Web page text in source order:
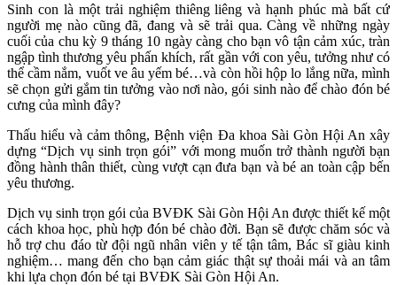
Sinh con là một trải nghiệm thiêng liêng và hạnh phúc mà bất cứ
người mẹ nào cũng đã, đang và sẽ trải qua. Càng về những ngày
cuối của chu kỳ 9 tháng 10 ngày càng cho bạn vô tận cảm xúc, tràn
ngập tình thương yêu phấn khích, rất gần với con yêu, tưởng như có
thể cầm nắm, vuốt ve âu yếm bé…và còn hồi hộp lo lắng nữa, mình
sẽ chọn gửi gắm tin tưởng vào nơi nào, gói sinh nào để chào đón bé
cưng của mình đây?
Thấu hiểu và cảm thông, Bệnh viện Đa khoa Sài Gòn Hội An xây
dựng “Dịch vụ sinh trọn gói” với mong muốn trở thành người bạn
đồng hành thân thiết, cùng vượt cạn đưa bạn và bé an toàn cập bến
yêu thương.
Dịch vụ sinh trọn gói của BVĐK Sài Gòn Hội An được thiết kế một
cách khoa học, phù hợp đón bé chào đời. Bạn sẽ được chăm sóc và
hỗ trợ chu đáo từ đội ngũ nhân viên y tế tận tâm, Bác sĩ giàu kinh
nghiệm… mang đến cho bạn cảm giác thật sự thoải mái và an tâm
khi lựa chọn đón bé tại BVĐK Sài Gòn Hội An.